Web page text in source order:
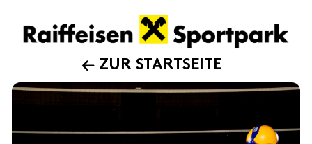
ZUR STARTSEITE